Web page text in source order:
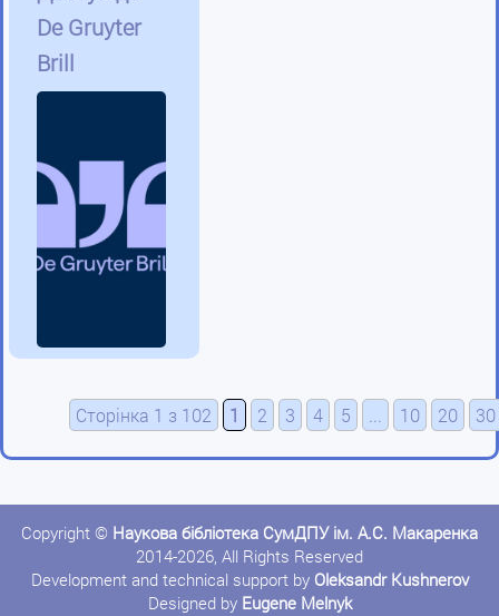
De Gruyter
Brill
Сторінка 1 з 102 1 2 3 4 5 ... 10 20 30
Copyright © Наукова бібліотека СумДПУ ім. А.С. Макаренка
2014-2026, All Rights Reserved
Development and technical support by Oleksandr Kushnerov
Designed by Eugene Melnyk